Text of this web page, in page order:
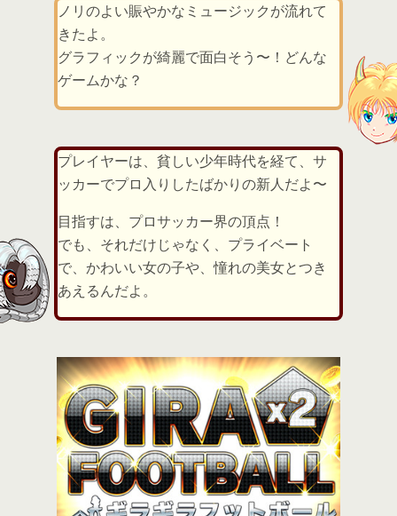
ノリのよい賑やかなミュージックが流れて
きたよ。
グラフィックが綺麗で面白そう〜！どんな
ゲームかな？
プレイヤーは、貧しい少年時代を経て、サ
ッカーでプロ入りしたばかりの新人だよ〜
目指すは、プロサッカー界の頂点！
でも、それだけじゃなく、プライベート
で、かわいい女の子や、憧れの美女とつき
あえるんだよ。